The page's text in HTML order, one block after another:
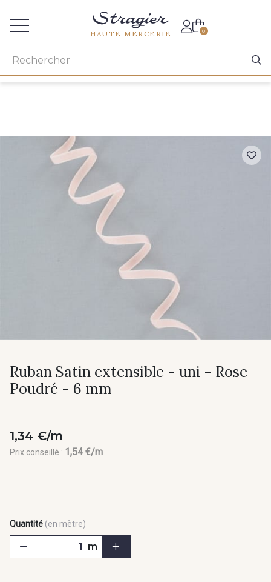
HAUTE MERCERIE 0
Ruban Satin extensible - uni - Rose
Poudré - 6 mm
1,34 €/m
Prix conseillé : 1,54 €/m
Quantité (en mètre)
m